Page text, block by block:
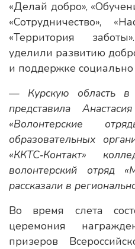
«Делай добро»,
«Сотрудничество»,
«Территория
уделили развитию
и поддержке
— Курскую область в
представила
«Волонтерские
образовательных
«ККТС‑Контакт»
волонтерский отряд
рассказали в
Во время слета
церемония
призеров